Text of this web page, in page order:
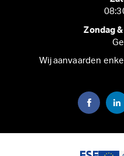
Zondag
Wij aanvaarden